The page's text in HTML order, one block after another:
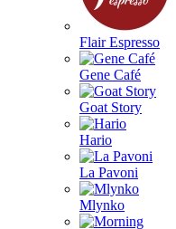
Flair Espresso
Gene Café
Goat Story
Hario
La Pavoni
Mlynko